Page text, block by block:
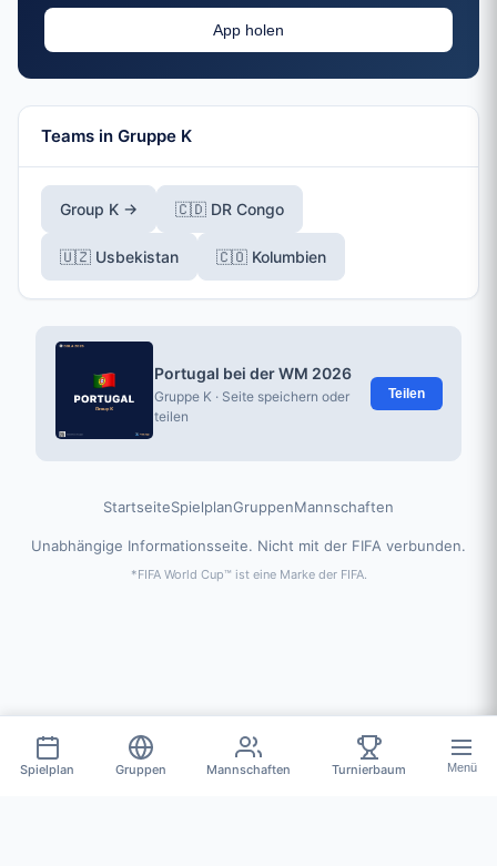
App holen
Teams in Gruppe K
Group K → 🇨🇩 DR Congo
🇺🇿 Usbekistan 🇨🇴 Kolumbien
Portugal bei der WM 2026
Gruppe K · Seite speichern oder
teilen
Teilen
StartseiteSpielplanGruppenMannschaften
Unabhängige Informationsseite. Nicht mit der FIFA verbunden.
*FIFA World Cup™ ist eine Marke der FIFA.
Spielplan Gruppen Mannschaften Turnierbaum Menü